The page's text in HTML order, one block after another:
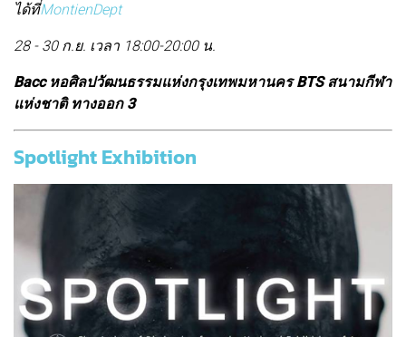
ได้ที่MontienDept
28 - 30 ก.ย. เวลา 18:00-20:00 น.
Bacc หอศิลปวัฒนธรรมแห่งกรุงเทพมหานคร BTS สนามกีฬา
แห่งชาติ ทางออก 3
Spotlight Exhibition